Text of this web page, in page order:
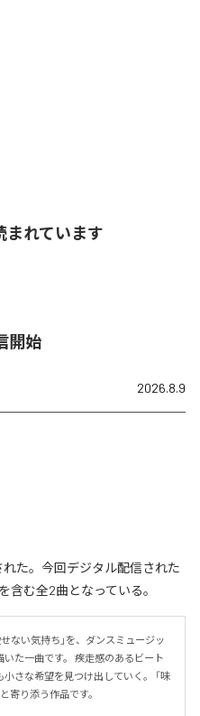
まれています
開始
2026.8.9
れた。今回デジタル配信された
含む全2曲となっている。
ない気持ち」を、ダンスミュージッ
た一曲です。 疾走感のあるビート
さな希望を見つけ出していく。 「味
寄り添う作品です。